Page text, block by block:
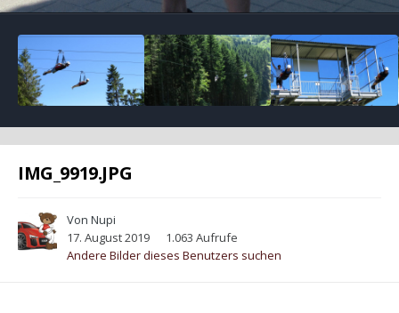
IMG_9919.JPG
Von Nupi
17. August 2019
1.063 Aufrufe
Andere Bilder dieses Benutzers suchen